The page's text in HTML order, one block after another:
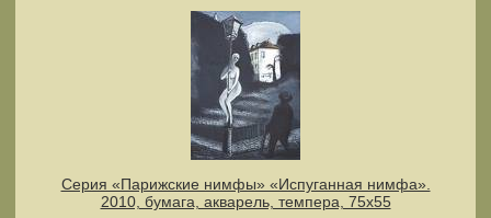
Серия «Парижские нимфы» «Испуганная нимфа».
2010, бумага, акварель, темпера, 75х55